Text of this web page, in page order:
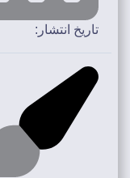
تاریخ انتشار: